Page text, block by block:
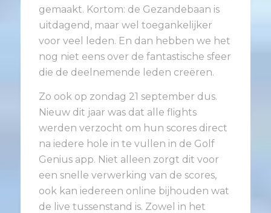
gemaakt. Kortom: de Gezandebaan is
uitdagend, maar wel toegankelijker
voor veel leden. En dan hebben we het
nog niet eens over de fantastische sfeer
die de deelnemende leden creëren.
Zo ook op zondag 21 september dus.
Nieuw dit jaar was dat alle flights
werden verzocht om hun scores direct
na iedere hole in te vullen in de Golf
Genius app. Niet alleen zorgt dit voor
een snelle verwerking van de scores,
ook kan iedereen online bijhouden wat
de live tussenstand is. Zowel in het